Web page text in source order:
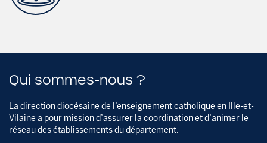
Qui sommes-nous ?
La direction diocésaine de l’enseignement catholique en Ille-et-
Vilaine a pour mission d’assurer la coordination et d’animer le
réseau des établissements du département.